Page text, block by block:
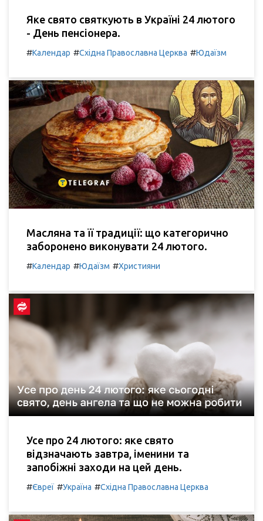
Яке свято святкують в Україні 24 лютого
- День пенсіонера.
#Календар #Східна Православна Церква #Юдаїзм
Масляна та її традиції: що категорично
заборонено виконувати 24 лютого.
#Календар #Юдаїзм #Християни
Усе про 24 лютого: яке свято
відзначають завтра, іменини та
запобіжні заходи на цей день.
#Євреї #Україна #Східна Православна Церква